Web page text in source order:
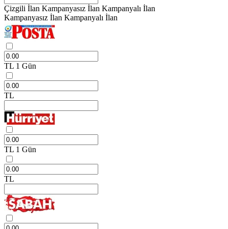
Çizgili İlan Kampanyasız İlan Kampanyalı İlan
Kampanyasız İlan Kampanyalı İlan
TL 1 Gün
TL
TL 1 Gün
TL